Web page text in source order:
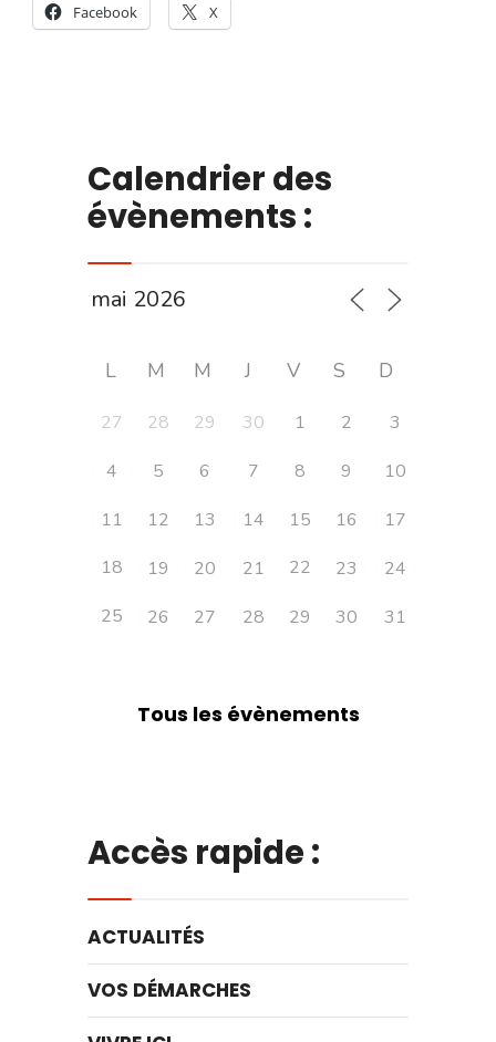
Facebook X
Calendrier des
évènements :
L M M J V S D
27 28 29 30 1 2
3
4
5 6 7 8 9
10
11
12 13 14 15 16
17
18
19 20 21 22 23
24
25
26 27 28 29 30 31
Tous les évènements
Accès rapide :
ACTUALITÉS
VOS DÉMARCHES